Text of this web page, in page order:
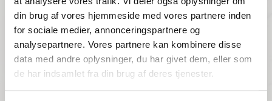
din brug af vores hjemmeside med vores partnere inden
for sociale medier, annonceringspartnere og
analysepartnere. Vores partnere kan kombinere disse
data med andre oplysninger, du har givet dem, eller som
de har indsamlet fra din brug af deres tjenester.
efter bad med en bruseskraber.